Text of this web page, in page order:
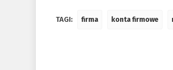
TAGI: firma konta firmowe